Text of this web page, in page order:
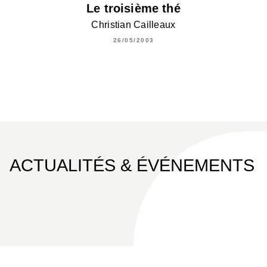
Le troisième thé
Christian Cailleaux
26/05/2003
ACTUALITÉS & ÉVÉNEMENTS